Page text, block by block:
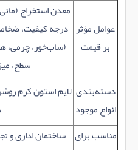
عوامل مؤثر
بر قیمت
معدن استخراج
(ساب‌خور، چرمی،
سطح،
دسته‌بندی
انواع موجود
لایم‌ استون کرم
مناسب برای ساختمان اداری و